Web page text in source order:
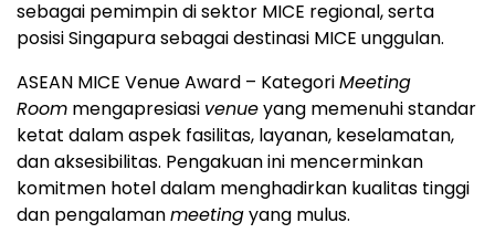
sebagai pemimpin di sektor MICE regional, serta
posisi Singapura sebagai destinasi MICE unggulan.
ASEAN MICE Venue Award – KategoriMeeting
Room mengapresiasi venueyang memenuhi standar
ketat dalam aspek fasilitas, layanan, keselamatan,
dan aksesibilitas. Pengakuan ini mencerminkan
komitmen hotel dalam menghadirkan kualitas tinggi
dan pengalamanmeetingyang mulus.